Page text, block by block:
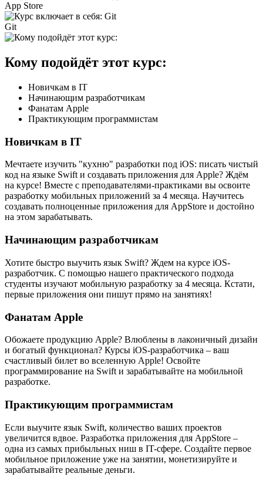
App Store
Git
Кому подойдёт этот курс:
Новичкам в IT
Начинающим разработчикам
Фанатам Apple
Практикующим программистам
Новичкам в IT
Мечтаете изучить "кухню" разработки под iOS: писать чистый
код на языке Swift и создавать приложения для Apple? Ждём
на курсе! Вместе с преподавателями-практиками вы освоите
разработку мобильных приложений за 4 месяца. Научитесь
создавать полноценные приложения для AppStore и достойно
на этом зарабатывать.
Начинающим разработчикам
Хотите быстро выучить язык Swift? Ждем на курсе iOS-
разработчик. С помощью нашего практического подхода
студенты изучают мобильную разработку за 4 месяца. Кстати,
первые приложения они пишут прямо на занятиях!
Фанатам Apple
Обожаете продукцию Apple? Влюблены в лаконичный дизайн
и богатый функционал? Курсы iOS-разработчика – ваш
счастливый билет во вселенную Apple! Освойте
программирование на Swift и зарабатывайте на мобильной
разработке.
Практикующим программистам
Если выучите язык Swift, количество ваших проектов
увеличится вдвое. Разработка приложения для AppStore –
одна из самых прибыльных ниш в IT-сфере. Создайте первое
мобильное приложение уже на занятии, монетизируйте и
зарабатывайте реальные деньги.